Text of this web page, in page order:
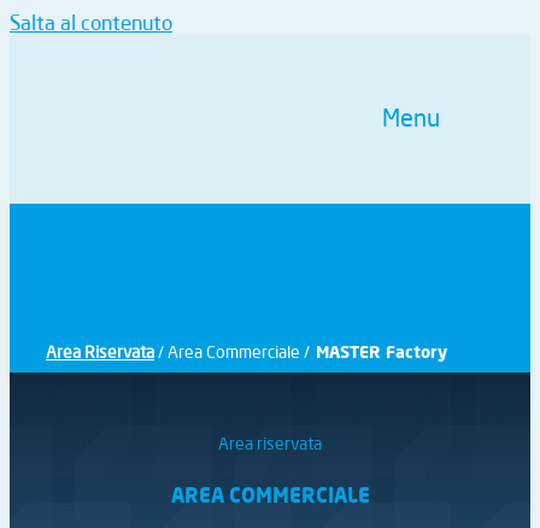
Salta al contenuto
Menu
Area Riservata/ Area Commerciale / MASTER Factory
Area riservata
AREA COMMERCIALE